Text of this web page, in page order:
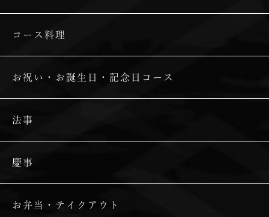
コース料理
お祝い・お誕生日・記念日コース
法事
慶事
お弁当・テイクアウト